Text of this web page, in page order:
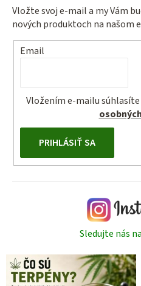
Vložte svoj e-mail a my Vám
nových produktoch na našom
Email
Vložením e-mailu súhlasíte
PRIHLÁSIŤ SA
Sledujte nás